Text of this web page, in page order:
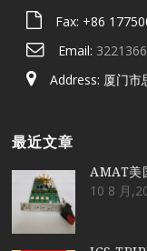
Fax: +86
Email:
Address: 厦门市
最近文章
AMAT美
10 8 月